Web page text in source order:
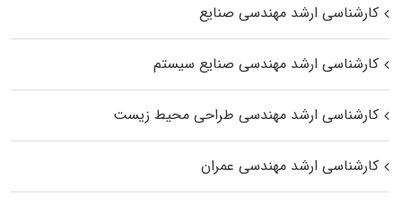
کارشناسی ارشد مهندسی صنایع
کارشناسی ارشد مهندسی صنایع سیستم
کارشناسی ارشد مهندسی طراحی محیط زیست
کارشناسی ارشد مهندسی عمران